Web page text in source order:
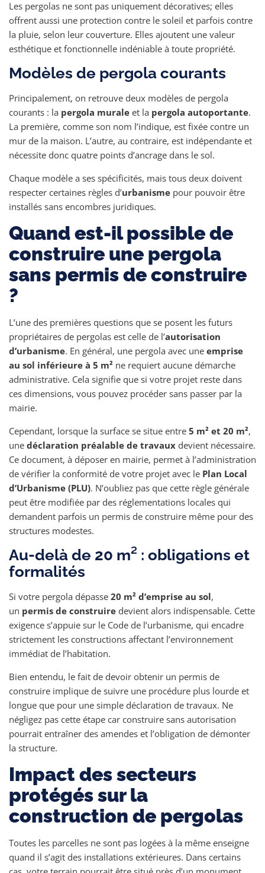
Les pergolas ne sont pas uniquement décoratives; elles
offrent aussi une protection contre le soleil et parfois contre
la pluie, selon leur couverture. Elles ajoutent une valeur
esthétique et fonctionnelle indéniable à toute propriété.
Modèles de pergola courants
Principalement, on retrouve deux modèles de pergola
courants : la pergola murale et la pergola autoportante.
La première, comme son nom l’indique, est fixée contre un
mur de la maison. L’autre, au contraire, est indépendante et
nécessite donc quatre points d’ancrage dans le sol.
Chaque modèle a ses spécificités, mais tous deux doivent
respecter certaines règles d’urbanisme pour pouvoir être
installés sans encombres juridiques.
Quand est-il possible de
construire une pergola
sans permis de construire
?
L’une des premières questions que se posent les futurs
propriétaires de pergolas est celle de l’autorisation
d’urbanisme. En général, une pergola avec une emprise
au sol inférieure à 5 m² ne requiert aucune démarche
administrative. Cela signifie que si votre projet reste dans
ces dimensions, vous pouvez procéder sans passer par la
mairie.
Cependant, lorsque la surface se situe entre 5 m² et 20 m²,
une déclaration préalable de travaux devient nécessaire.
Ce document, à déposer en mairie, permet à l’administration
de vérifier la conformité de votre projet avec le Plan Local
d’Urbanisme (PLU). N’oubliez pas que cette règle générale
peut être modifiée par des réglementations locales qui
demandent parfois un permis de construire même pour des
structures modestes.
Au-delà de 20 m² : obligations et
formalités
Si votre pergola dépasse 20 m² d’emprise au sol,
un permis de construire devient alors indispensable. Cette
exigence s’appuie sur le Code de l’urbanisme, qui encadre
strictement les constructions affectant l’environnement
immédiat de l’habitation.
Bien entendu, le fait de devoir obtenir un permis de
construire implique de suivre une procédure plus lourde et
longue que pour une simple déclaration de travaux. Ne
négligez pas cette étape car construire sans autorisation
pourrait entraîner des amendes et l’obligation de démonter
la structure.
Impact des secteurs
protégés sur la
construction de pergolas
Toutes les parcelles ne sont pas logées à la même enseigne
quand il s’agit des installations extérieures. Dans certains